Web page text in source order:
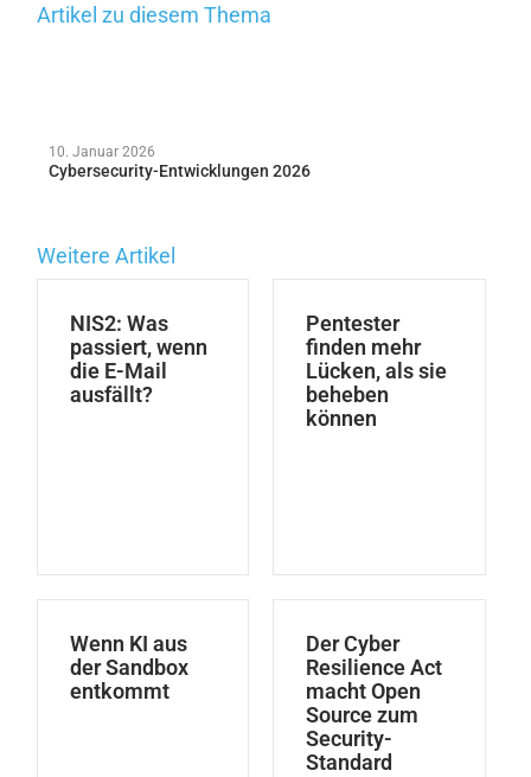
Artikel zu diesem Thema
10. Januar 2026
Cybersecurity-Entwicklungen 2026
Weitere Artikel
NIS2: Was
passiert, wenn
die E-Mail
ausfällt?
Pentester
finden mehr
Lücken, als sie
beheben
können
Wenn KI aus
der Sandbox
entkommt
Der Cyber
Resilience Act
macht Open
Source zum
Security-
Standard